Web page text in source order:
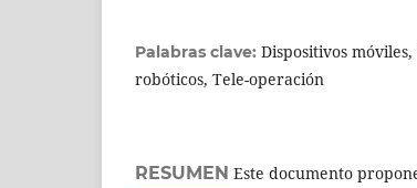
Palabras clave: Dispositivos
robóticos, Tele-operación
RESUMEN Este documento